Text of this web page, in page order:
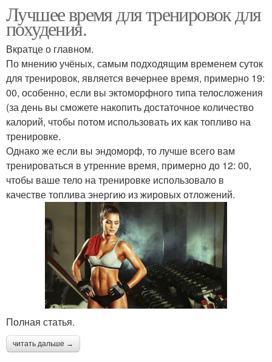
Лучшее время для тренировок для
похудения.
Вкратце о главном.
По мнению учёных, самым подходящим временем суток
для тренировок, является вечернее время, примерно 19:
00, особенно, если вы эктоморфного типа телосложения
(за день вы сможете накопить достаточное количество
калорий, чтобы потом использовать их как топливо на
тренировке.
Однако же если вы эндоморф, то лучше всего вам
тренироваться в утренние время, примерно до 12: 00,
чтобы ваше тело на тренировке использовало в
качестве топлива энергию из жировых отложений.
Полная статья.
читать дальше →